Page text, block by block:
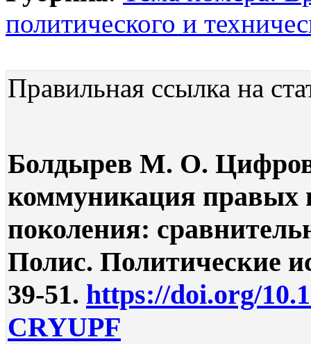
политического и
Правильная ссылка на
Болдырев М. О.
коммуникация правых
поколения:
Полис. Политические
39-51. https://doi.org/
CRYUPF